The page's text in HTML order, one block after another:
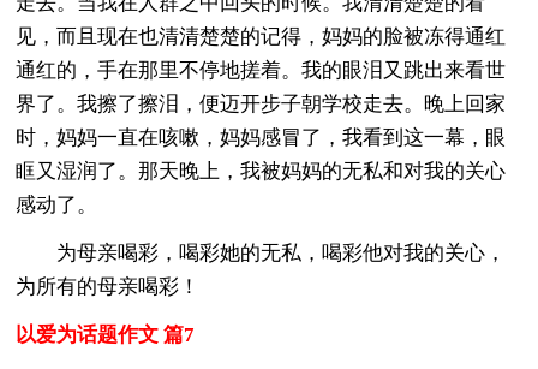
见，而且现在也清清楚楚的记得，妈妈的脸被冻得通红
通红的，手在那里不停地搓着。我的眼泪又跳出来看世
界了。我擦了擦泪，便迈开步子朝学校走去。晚上回家
时，妈妈一直在咳嗽，妈妈感冒了，我看到这一幕，眼
眶又湿润了。那天晚上，我被妈妈的无私和对我的关心
感动了。
为母亲喝彩，喝彩她的无私，喝彩他对我的关心，
为所有的母亲喝彩！
以爱为话题作文 篇7